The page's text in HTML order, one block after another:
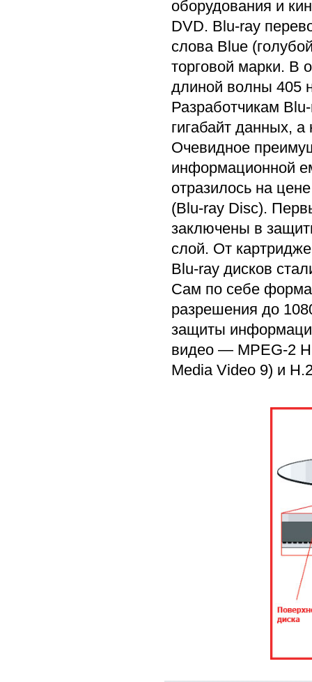
оборудования и
DVD. Blu-ray
слова Blue
торговой марки. В
длиной волны 405
Разработчикам
гигабайт данных,
Очевидное
информационной
отразилось на
(Blu-ray Disc).
заключены в
слой. От
Blu-ray дисков
Сам по себе
разрешения до
защиты
видео — MPEG-2
Media Video 9) и